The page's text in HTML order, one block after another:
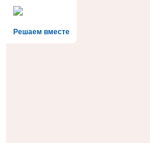
Решаем вместе